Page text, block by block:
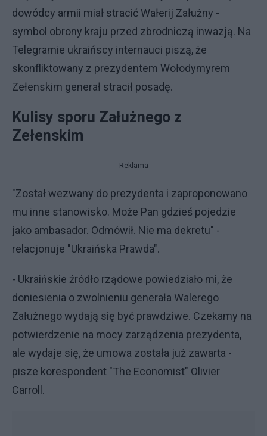
dowódcy armii miał stracić Wałerij Załużny -
symbol obrony kraju przed zbrodniczą inwazją. Na
Telegramie ukraińscy internauci piszą, że
skonfliktowany z prezydentem Wołodymyrem
Zełenskim generał stracił posadę.
Kulisy sporu Załużnego z
Zełenskim
Reklama
"Został wezwany do prezydenta i zaproponowano
mu inne stanowisko. Może Pan gdzieś pojedzie
jako ambasador. Odmówił. Nie ma dekretu" -
relacjonuje "Ukraińska Prawda".
- Ukraińskie źródło rządowe powiedziało mi, że
doniesienia o zwolnieniu generała Walerego
Załużnego wydają się być prawdziwe. Czekamy na
potwierdzenie na mocy zarządzenia prezydenta,
ale wydaje się, że umowa została już zawarta -
pisze korespondent "The Economist" Olivier
Carroll.